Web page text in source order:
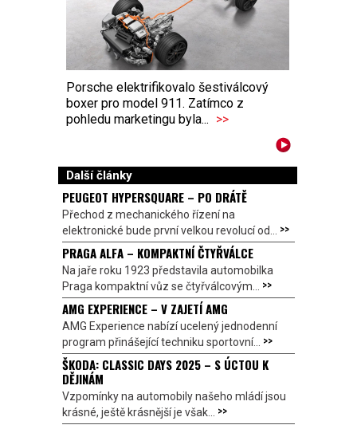
Porsche elektrifikovalo šestiválcový
boxer pro model 911. Zatímco z
pohledu marketingu byla... >>
Další články
PEUGEOT HYPERSQUARE – PO DRÁTĚ
Přechod z mechanického řízení na
elektronické bude první velkou revolucí od... >>
PRAGA ALFA – KOMPAKTNÍ ČTYŘVÁLCE
Na jaře roku 1923 představila automobilka
Praga kompaktní vůz se čtyřválcovým... >>
AMG EXPERIENCE – V ZAJETÍ AMG
AMG Experience nabízí ucelený jednodenní
program přinášející techniku sportovní... >>
ŠKODA: CLASSIC DAYS 2025 – S ÚCTOU K
DĚJINÁM
Vzpomínky na automobily našeho mládí jsou
krásné, ještě krásnější je však... >>